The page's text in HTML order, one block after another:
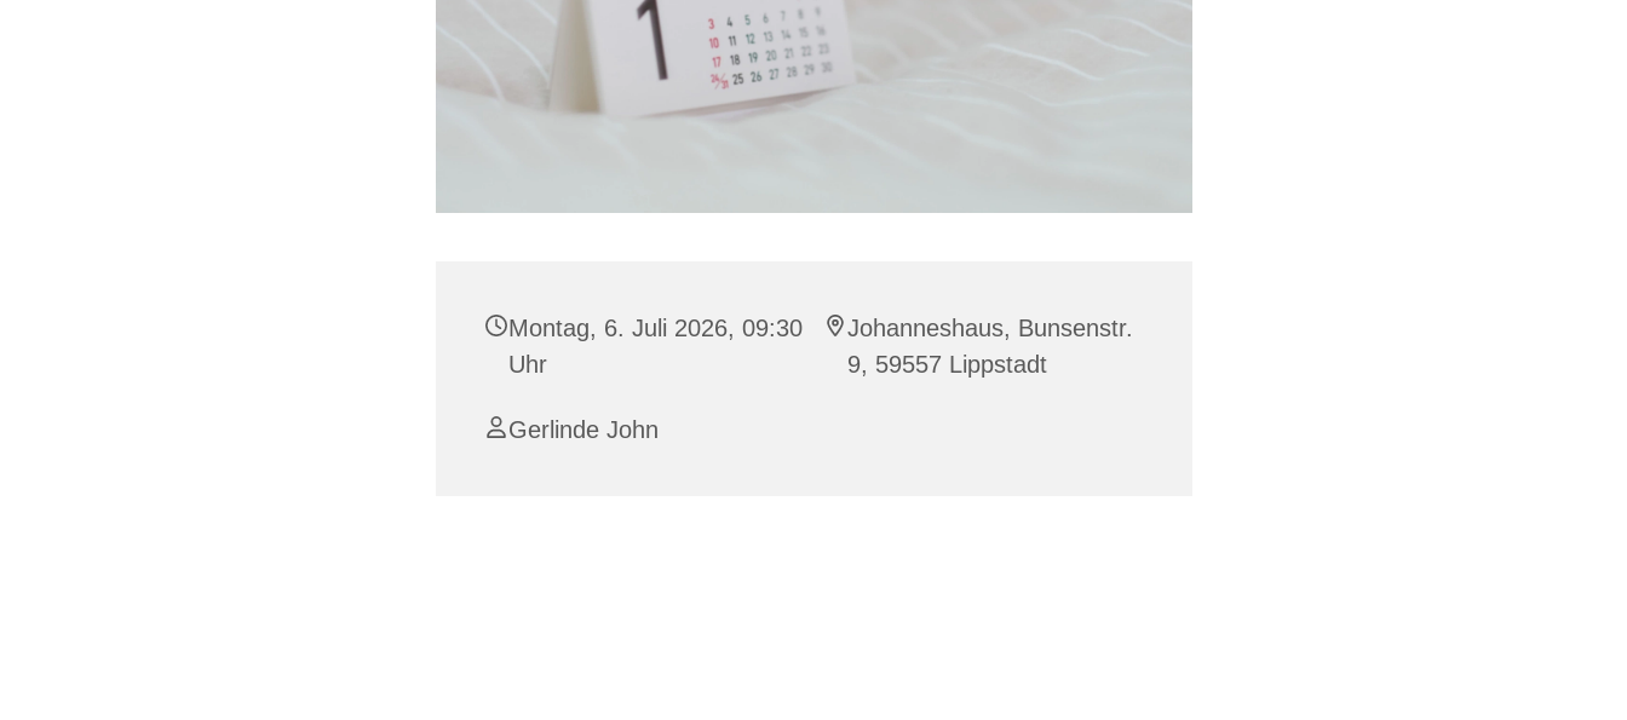
Montag, 6. Juli 2026, 09:30
Uhr
Johanneshaus, Bunsenstr.
9, 59557 Lippstadt
Gerlinde John